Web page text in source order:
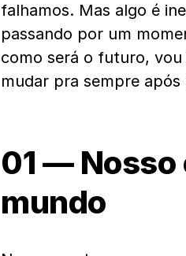
falhamos. Mas algo é
passando por um
como será o futuro,
mudar pra sempre após
01 —
mundo